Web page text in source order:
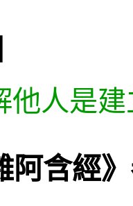
他人是
阿含經